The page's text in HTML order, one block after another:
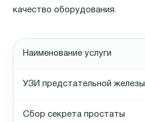
качество оборудования.
Наименование услуги
УЗИ предстательной железы
Сбор секрета простаты